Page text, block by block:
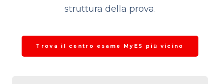
struttura della prova.
Trova il centro esame MyES più vicino